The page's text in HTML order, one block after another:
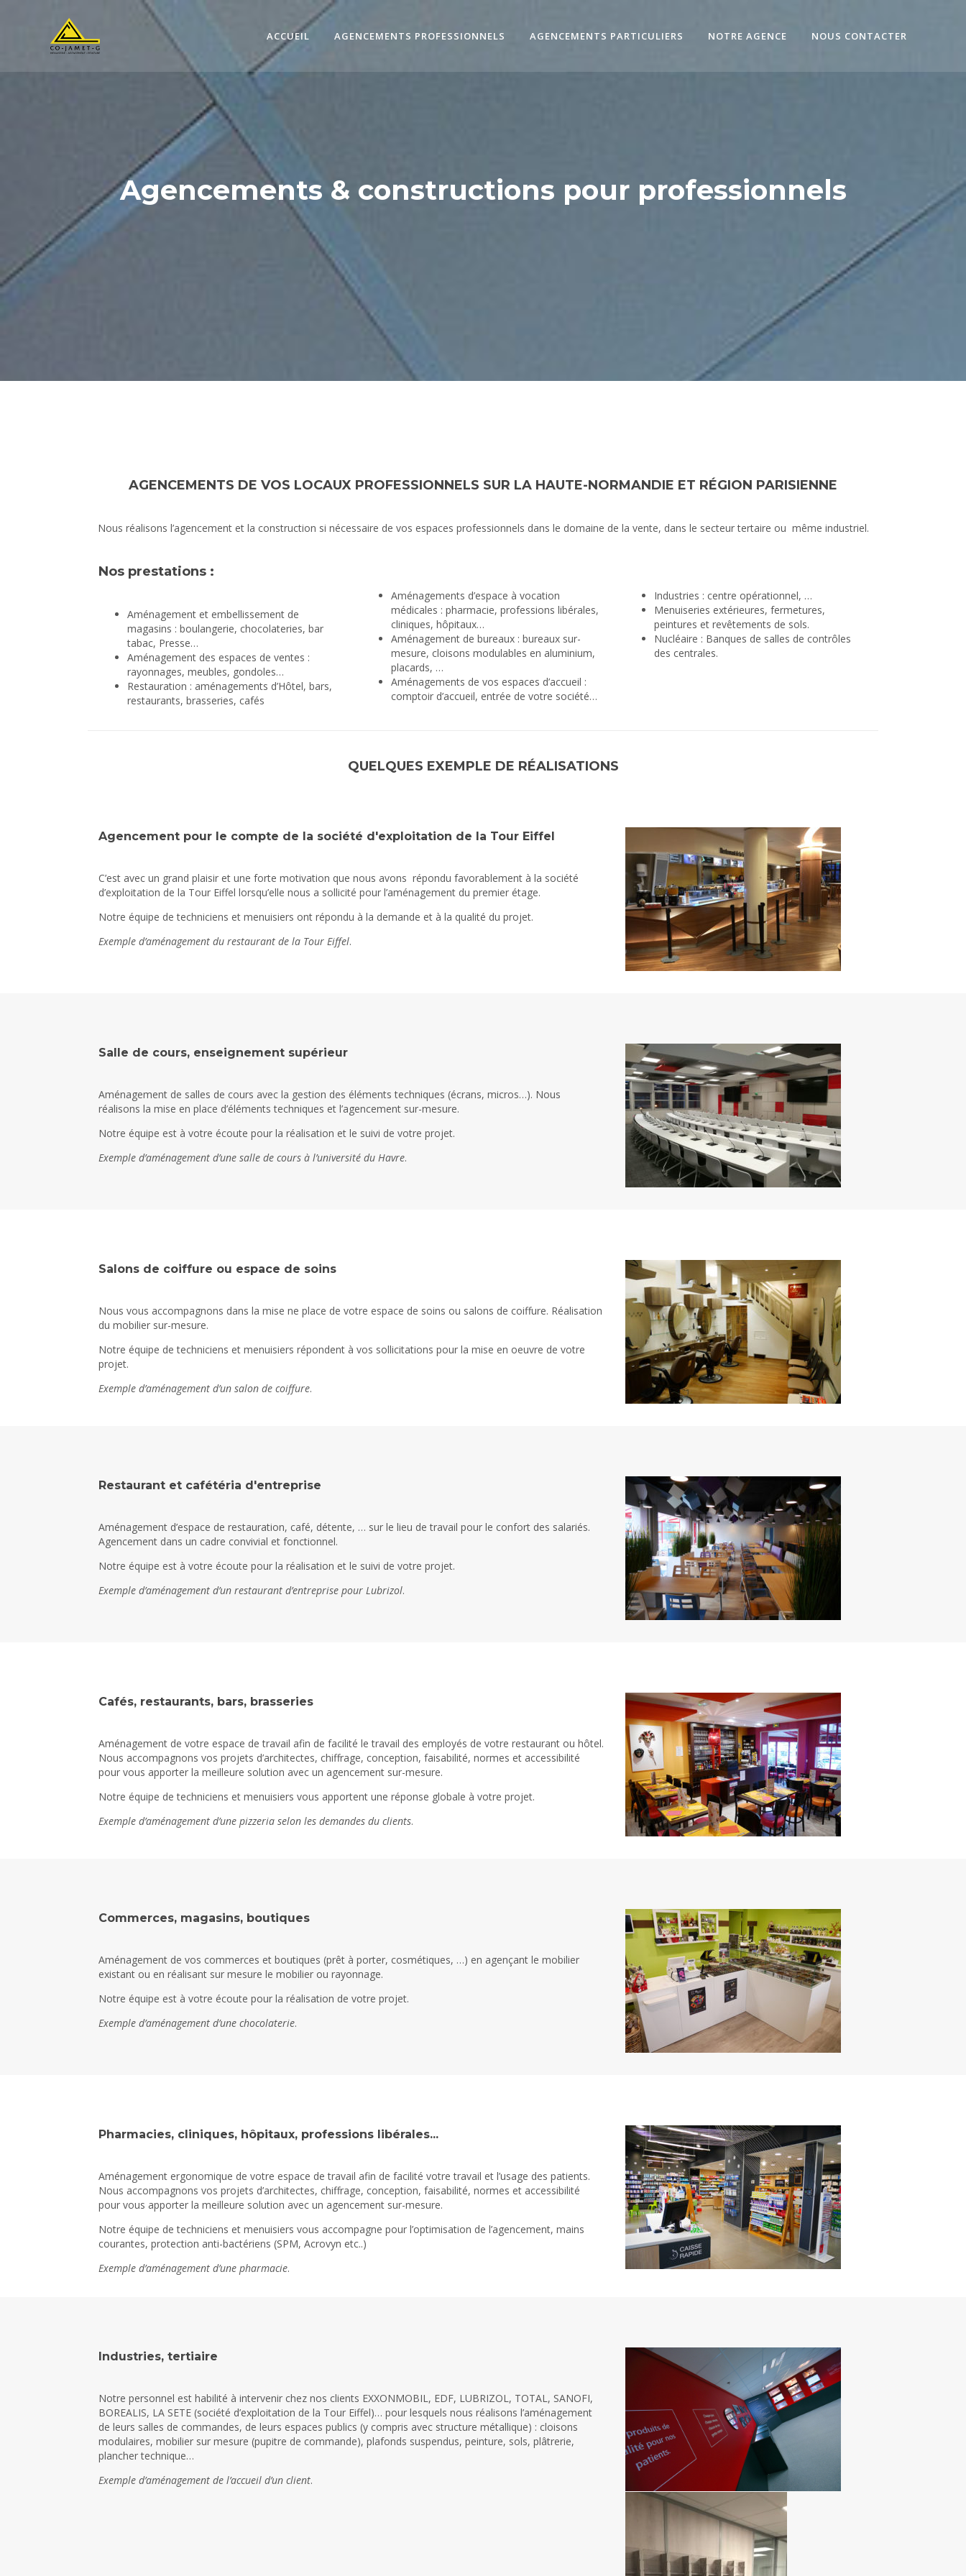
ACCUEIL AGENCEMENTS PROFESSIONNELS AGENCEMENTS PARTICULIERS NOTRE AGENCE NOUS CONTACTER
Agencements & constructions pour professionnels
AGENCEMENTS DE VOS LOCAUX PROFESSIONNELS SUR LA HAUTE-NORMANDIE ET RÉGION PARISIENNE
Nous réalisons l’agencement et la construction si nécessaire de vos espaces professionnels dans le domaine de la vente, dans le secteur tertaire ou même industriel.
Nos prestations :
Aménagement et embellissement de
magasins : boulangerie, chocolateries, bar
tabac, Presse…
Aménagement des espaces de ventes :
rayonnages, meubles, gondoles…
Restauration : aménagements d’Hôtel, bars,
restaurants, brasseries, cafés
Aménagements d’espace à vocation
médicales : pharmacie, professions libérales,
cliniques, hôpitaux…
Aménagement de bureaux : bureaux sur-
mesure, cloisons modulables en aluminium,
placards, …
Aménagements de vos espaces d’accueil :
comptoir d’accueil, entrée de votre société…
Industries : centre opérationnel, …
Menuiseries extérieures, fermetures,
peintures et revêtements de sols.
Nucléaire : Banques de salles de contrôles
des centrales.
QUELQUES EXEMPLE DE RÉALISATIONS
Agencement pour le compte de la société d'exploitation de la Tour Eiffel
C’est avec un grand plaisir et une forte motivation que nous avons répondu favorablement à la société
d’exploitation de la Tour Eiffel lorsqu’elle nous a sollicité pour l’aménagement du premier étage.
Notre équipe de techniciens et menuisiers ont répondu à la demande et à la qualité du projet.
Exemple d’aménagement du restaurant de la Tour Eiffel.
Salle de cours, enseignement supérieur
Aménagement de salles de cours avec la gestion des éléments techniques (écrans, micros…). Nous
réalisons la mise en place d’éléments techniques et l’agencement sur-mesure.
Notre équipe est à votre écoute pour la réalisation et le suivi de votre projet.
Exemple d’aménagement d’une salle de cours à l’université du Havre.
Salons de coiffure ou espace de soins
Nous vous accompagnons dans la mise ne place de votre espace de soins ou salons de coiffure. Réalisation
du mobilier sur-mesure.
Notre équipe de techniciens et menuisiers répondent à vos sollicitations pour la mise en oeuvre de votre
projet.
Exemple d’aménagement d’un salon de coiffure.
Restaurant et cafétéria d'entreprise
Aménagement d’espace de restauration, café, détente, … sur le lieu de travail pour le confort des salariés.
Agencement dans un cadre convivial et fonctionnel.
Notre équipe est à votre écoute pour la réalisation et le suivi de votre projet.
Exemple d’aménagement d’un restaurant d’entreprise pour Lubrizol.
Cafés, restaurants, bars, brasseries
Aménagement de votre espace de travail afin de facilité le travail des employés de votre restaurant ou hôtel.
Nous accompagnons vos projets d’architectes, chiffrage, conception, faisabilité, normes et accessibilité
pour vous apporter la meilleure solution avec un agencement sur-mesure.
Notre équipe de techniciens et menuisiers vous apportent une réponse globale à votre projet.
Exemple d’aménagement d’une pizzeria selon les demandes du clients.
Commerces, magasins, boutiques
Aménagement de vos commerces et boutiques (prêt à porter, cosmétiques, …) en agençant le mobilier
existant ou en réalisant sur mesure le mobilier ou rayonnage.
Notre équipe est à votre écoute pour la réalisation de votre projet.
Exemple d’aménagement d’une chocolaterie.
Pharmacies, cliniques, hôpitaux, professions libérales...
Aménagement ergonomique de votre espace de travail afin de facilité votre travail et l’usage des patients.
Nous accompagnons vos projets d’architectes, chiffrage, conception, faisabilité, normes et accessibilité
pour vous apporter la meilleure solution avec un agencement sur-mesure.
Notre équipe de techniciens et menuisiers vous accompagne pour l’optimisation de l’agencement, mains
courantes, protection anti-bactériens (SPM, Acrovyn etc..)
Exemple d’aménagement d’une pharmacie.
Industries, tertiaire
Notre personnel est habilité à intervenir chez nos clients EXXONMOBIL, EDF, LUBRIZOL, TOTAL, SANOFI,
BOREALIS, LA SETE (société d’exploitation de la Tour Eiffel)… pour lesquels nous réalisons l’aménagement
de leurs salles de commandes, de leurs espaces publics (y compris avec structure métallique) : cloisons
modulaires, mobilier sur mesure (pupitre de commande), plafonds suspendus, peinture, sols, plâtrerie,
plancher technique…
Exemple d’aménagement de l’accueil d’un client.